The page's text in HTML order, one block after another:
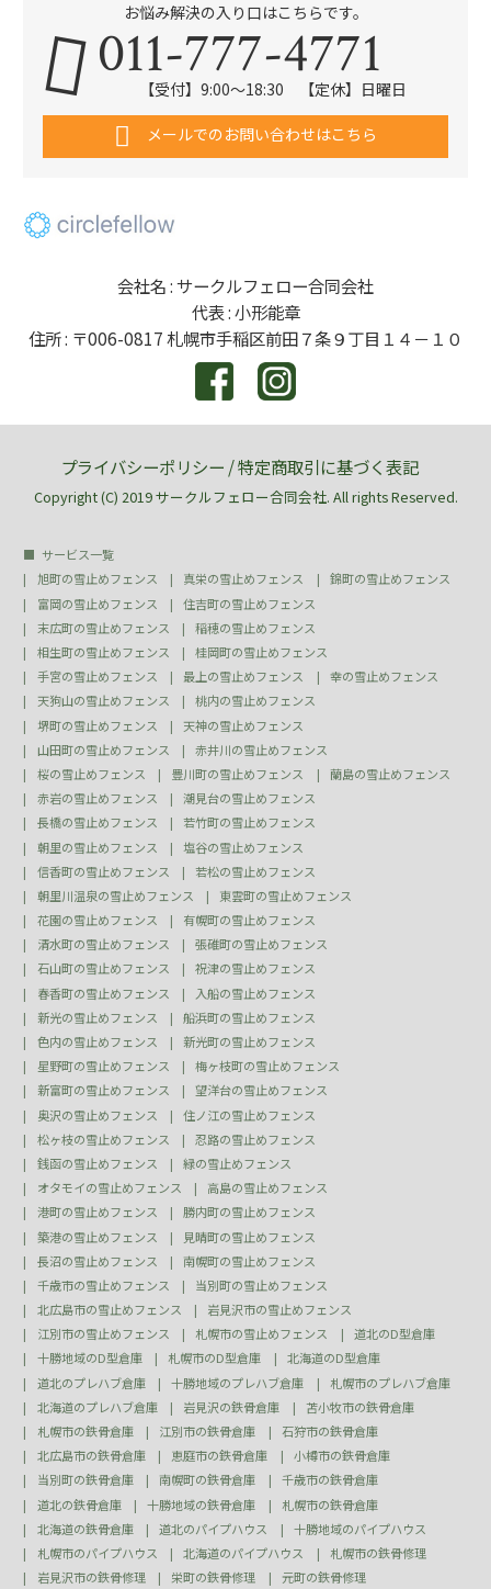
会社名 : サークルフェロー合同会社
代表 : 小形能章
住所 : 〒006-0817 札幌市手稲区前田７条９丁目１４－１０
お悩み解決の入り口はこちらです。
011-777-4771
【受付】9:00～18:30 【定休】日曜日
メールでのお問い合わせはこちら
プライバシーポリシー /特定商取引に基づく表記
Copyright (C) 2019 サークルフェロー合同会社. All rights Reserved.
サービス一覧
旭町の雪止めフェンス
真栄の雪止めフェンス
錦町の雪止めフェンス
富岡の雪止めフェンス
住吉町の雪止めフェンス
末広町の雪止めフェンス
稲穂の雪止めフェンス
相生町の雪止めフェンス
桂岡町の雪止めフェンス
手宮の雪止めフェンス
最上の雪止めフェンス
幸の雪止めフェンス
天狗山の雪止めフェンス
桃内の雪止めフェンス
堺町の雪止めフェンス
天神の雪止めフェンス
山田町の雪止めフェンス
赤井川の雪止めフェンス
桜の雪止めフェンス
豊川町の雪止めフェンス
蘭島の雪止めフェンス
赤岩の雪止めフェンス
潮見台の雪止めフェンス
長橋の雪止めフェンス
若竹町の雪止めフェンス
朝里の雪止めフェンス
塩谷の雪止めフェンス
信香町の雪止めフェンス
若松の雪止めフェンス
朝里川温泉の雪止めフェンス
東雲町の雪止めフェンス
花園の雪止めフェンス
有幌町の雪止めフェンス
清水町の雪止めフェンス
張碓町の雪止めフェンス
石山町の雪止めフェンス
祝津の雪止めフェンス
春香町の雪止めフェンス
入船の雪止めフェンス
新光の雪止めフェンス
船浜町の雪止めフェンス
色内の雪止めフェンス
新光町の雪止めフェンス
星野町の雪止めフェンス
梅ヶ枝町の雪止めフェンス
新富町の雪止めフェンス
望洋台の雪止めフェンス
奥沢の雪止めフェンス
住ノ江の雪止めフェンス
松ヶ枝の雪止めフェンス
忍路の雪止めフェンス
銭函の雪止めフェンス
緑の雪止めフェンス
オタモイの雪止めフェンス
高島の雪止めフェンス
港町の雪止めフェンス
勝内町の雪止めフェンス
築港の雪止めフェンス
見晴町の雪止めフェンス
長沼の雪止めフェンス
南幌町の雪止めフェンス
千歳市の雪止めフェンス
当別町の雪止めフェンス
北広島市の雪止めフェンス
岩見沢市の雪止めフェンス
江別市の雪止めフェンス
札幌市の雪止めフェンス
道北のD型倉庫
十勝地域のD型倉庫
札幌市のD型倉庫
北海道のD型倉庫
道北のプレハブ倉庫
十勝地域のプレハブ倉庫
札幌市のプレハブ倉庫
北海道のプレハブ倉庫
岩見沢の鉄骨倉庫
苫小牧市の鉄骨倉庫
札幌市の鉄骨倉庫
江別市の鉄骨倉庫
石狩市の鉄骨倉庫
北広島市の鉄骨倉庫
恵庭市の鉄骨倉庫
小樽市の鉄骨倉庫
当別町の鉄骨倉庫
南幌町の鉄骨倉庫
千歳市の鉄骨倉庫
道北の鉄骨倉庫
十勝地域の鉄骨倉庫
札幌市の鉄骨倉庫
北海道の鉄骨倉庫
道北のパイプハウス
十勝地域のパイプハウス
札幌市のパイプハウス
北海道のパイプハウス
札幌市の鉄骨修理
岩見沢市の鉄骨修理
栄町の鉄骨修理 元町の鉄骨修理